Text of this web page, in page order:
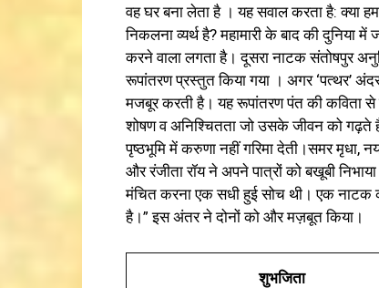
वह घर बना लेता है । यह सवाल करता है: क्या
निकलना व्यर्थ है? महामारी के बाद की
करने वाला लगता है। दूसरा नाटक संतोषपुर
रूपांतरण प्रस्तुत किया गया । अगर ‘पत्थर’
मजबूर करती है। यह रूपांतरण पंत की कविता
शोषण व अनिश्चितता जो उसके जीवन को गढ़ते
पृष्ठभूमि में करुणा नहीं गरिमा देती।समर मृधा,
और रंजीता रॉय ने अपने पात्रों को बखूबी
मंचित करना एक सधी हुई सोच थी। एक नाटक
है।” इस अंतर ने दोनों को और मज़बूत किया।
शुभजिता